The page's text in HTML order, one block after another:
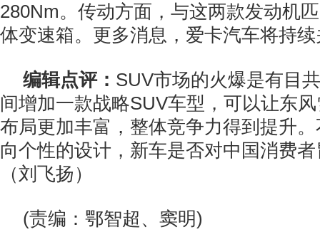
280Nm。传动方面，与这两款发动机
体变速箱。更多消息，爱卡汽车将持
编辑点评： SUV市场的火爆是有目
间增加一款战略SUV车型，可以让东
布局更加丰富，整体竞争力得到提升
向个性的设计，新车是否对中国消费
（刘飞扬）
(责编：鄂智超、窦明)